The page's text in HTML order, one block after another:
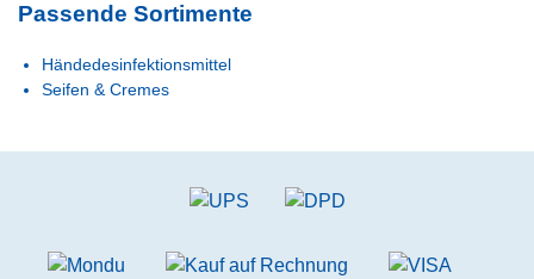
Passende Sortimente
Händedesinfektionsmittel
Seifen & Cremes